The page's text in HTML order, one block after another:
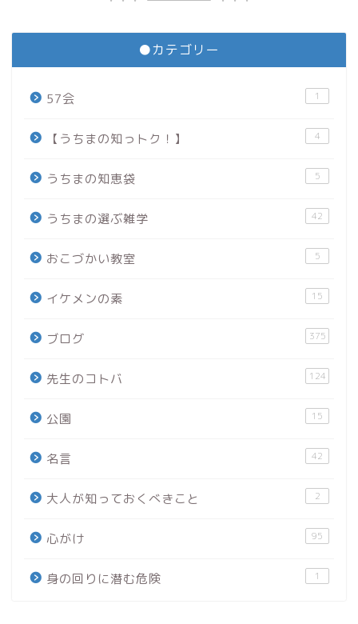
●カテゴリー
57会 1
【うちまの知っトク！】 4
うちまの知恵袋 5
うちまの選ぶ雑学 42
おこづかい教室 5
イケメンの素 15
ブログ 375
先生のコトバ 124
公園 15
名言 42
大人が知っておくべきこと 2
心がけ 95
身の回りに潜む危険 1